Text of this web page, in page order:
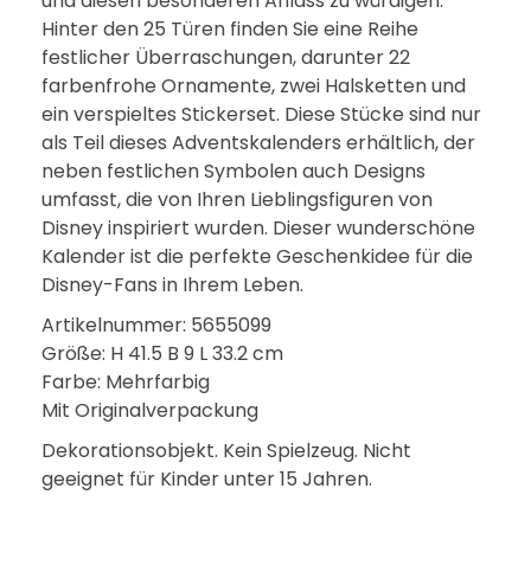
Hinter den 25 Türen finden Sie eine Reihe
festlicher Überraschungen, darunter 22
farbenfrohe Ornamente, zwei Halsketten und
ein verspieltes Stickerset. Diese Stücke sind nur
als Teil dieses Adventskalenders erhältlich, der
neben festlichen Symbolen auch Designs
umfasst, die von Ihren Lieblingsfiguren von
Disney inspiriert wurden. Dieser wunderschöne
Kalender ist die perfekte Geschenkidee für die
Disney-Fans in Ihrem Leben.
Artikelnummer: 5655099
Größe: H 41.5 B 9 L 33.2 cm
Farbe: Mehrfarbig
Mit Originalverpackung
Dekorationsobjekt. Kein Spielzeug. Nicht
geeignet für Kinder unter 15 Jahren.